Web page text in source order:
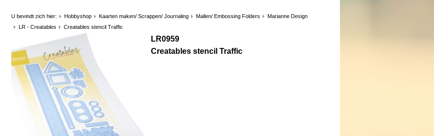
U bevindt zich hier: Hobbyshop Kaarten maken/ Scrappen/ Journaling Mallen/ Embossing Folders
Marianne Design
LR - Creatables
Creatables stencil Traffic
LR0959
Creatables stencil Traffic